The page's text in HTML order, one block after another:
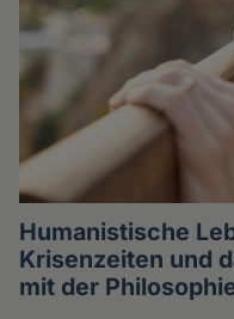
Humanistische
Krisenzeiten und
mit der